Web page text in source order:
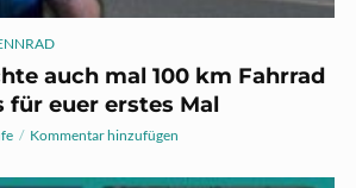
auch mal 100 km Fahrrad
für euer erstes Mal
Kommentar hinzufügen